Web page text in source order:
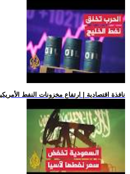
.. نافذة اقتصادية | ارتفاع مخزونات النفط